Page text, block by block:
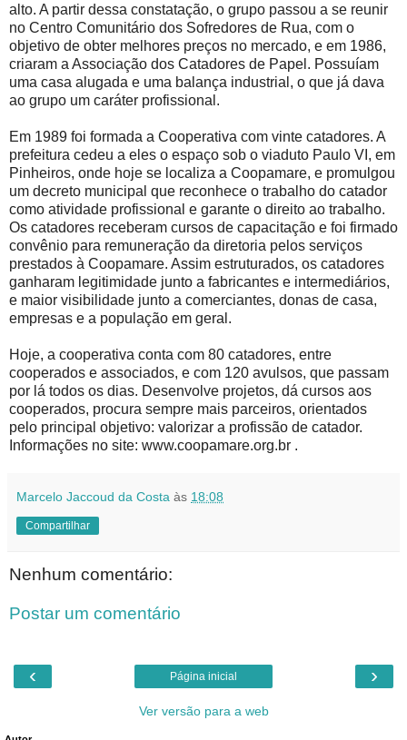
alto. A partir dessa constatação, o grupo passou a se reunir
no Centro Comunitário dos Sofredores de Rua, com o
objetivo de obter melhores preços no mercado, e em 1986,
criaram a Associação dos Catadores de Papel. Possuíam
uma casa alugada e uma balança industrial, o que já dava
ao grupo um caráter profissional.
Em 1989 foi formada a Cooperativa com vinte catadores. A
prefeitura cedeu a eles o espaço sob o viaduto Paulo VI, em
Pinheiros, onde hoje se localiza a Coopamare, e promulgou
um decreto municipal que reconhece o trabalho do catador
como atividade profissional e garante o direito ao trabalho.
Os catadores receberam cursos de capacitação e foi firmado
convênio para remuneração da diretoria pelos serviços
prestados à Coopamare. Assim estruturados, os catadores
ganharam legitimidade junto a fabricantes e intermediários,
e maior visibilidade junto a comerciantes, donas de casa,
empresas e a população em geral.
Hoje, a cooperativa conta com 80 catadores, entre
cooperados e associados, e com 120 avulsos, que passam
por lá todos os dias. Desenvolve projetos, dá cursos aos
cooperados, procura sempre mais parceiros, orientados
pelo principal objetivo: valorizar a profissão de catador.
Informações no site: www.coopamare.org.br .
Marcelo Jaccoud da Costa às 18:08
Compartilhar
Nenhum comentário:
Postar um comentário
‹ ›
Página inicial
Ver versão para a web